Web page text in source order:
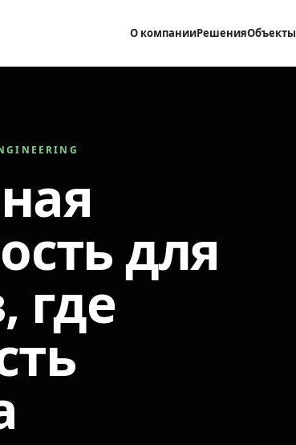
О компанииРешенияОбъекты
для
где